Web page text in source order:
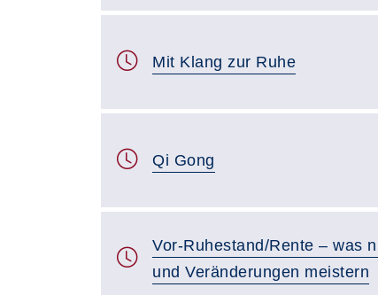
Mit Klang zur Ruhe
Qi Gong
Vor-Ruhestand/Rente – was
und Veränderungen meistern